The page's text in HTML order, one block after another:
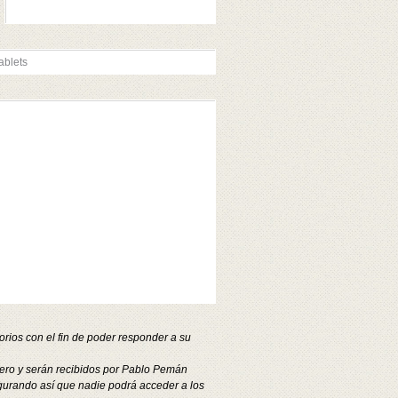
youtube zaragoza
de banda profesional de 10gb
en zaragoza
Aplicaciones moviles
moviles zaragoza
de datos mysql zaragoza
Campañas de anuncios patrocinados en
adwords zaragoza
de anuncios profesionales
en linkedin adwords
con el fin de poder responder a su
y serán recibidos por Pablo Pemán
así que nadie podrá acceder a los